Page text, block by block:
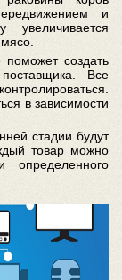
и
увеличивается
создать
Все
в зависимости
стадии будут
товар можно
определенного